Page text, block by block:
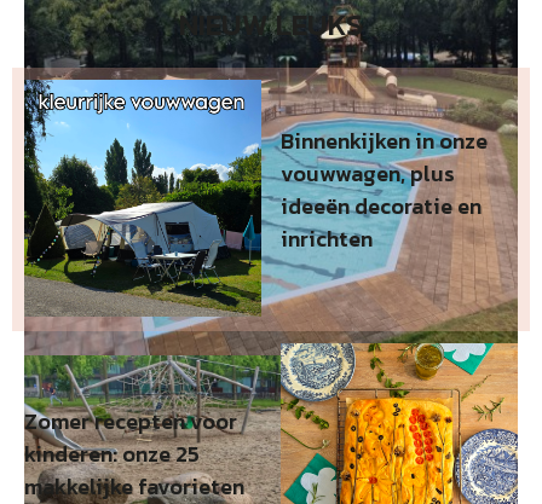
NIEUW LEUKS
Binnenkijken in onze
vouwwagen, plus
ideeën decoratie en
inrichten
Zomer recepten voor
kinderen: onze 25
makkelijke favorieten